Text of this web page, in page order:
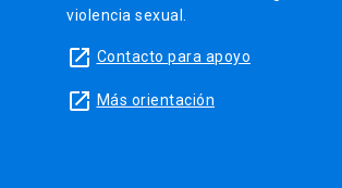
violencia sexual.
launch Contacto para apoyo
launch Más orientación